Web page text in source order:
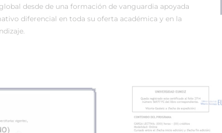
desde de una formación de vanguardia apoyada
diferencial en toda su oferta académica y en la